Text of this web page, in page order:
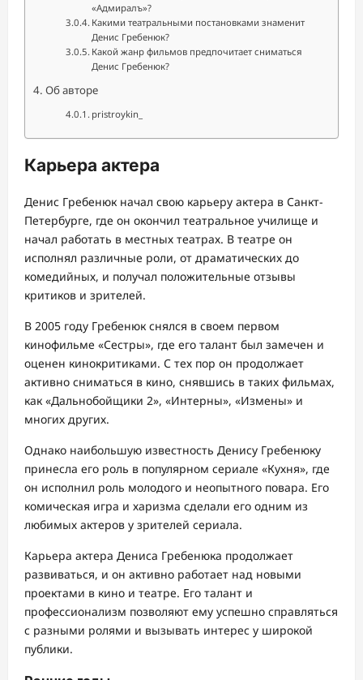
«Адмиралъ»?
Какими театральными постановками знаменит
Денис Гребенюк?
Какой жанр фильмов предпочитает сниматься
Денис Гребенюк?
Об авторе
pristroykin_
Карьера актера
Денис Гребенюк начал свою карьеру актера в Санкт-
Петербурге, где он окончил театральное училище и
начал работать в местных театрах. В театре он
исполнял различные роли, от драматических до
комедийных, и получал положительные отзывы
критиков и зрителей.
В 2005 году Гребенюк снялся в своем первом
кинофильме «Сестры», где его талант был замечен и
оценен кинокритиками. С тех пор он продолжает
активно сниматься в кино, снявшись в таких фильмах,
как «Дальнобойщики 2», «Интерны», «Измены» и
многих других.
Однако наибольшую известность Денису Гребенюку
принесла его роль в популярном сериале «Кухня», где
он исполнил роль молодого и неопытного повара. Его
комическая игра и харизма сделали его одним из
любимых актеров у зрителей сериала.
Карьера актера Дениса Гребенюка продолжает
развиваться, и он активно работает над новыми
проектами в кино и театре. Его талант и
профессионализм позволяют ему успешно справляться
с разными ролями и вызывать интерес у широкой
публики.